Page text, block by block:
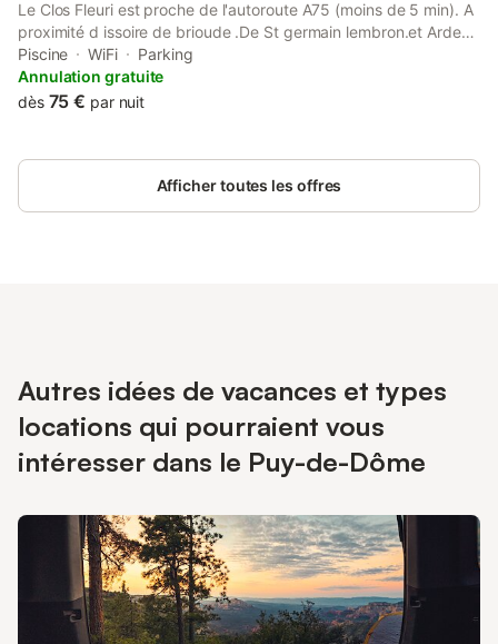
Le Clos Fleuri est proche de l'autoroute A75 (moins de 5 min). A
proximité d issoire de brioude .De St germain lembron.et Arde
sur couze Vous apprécierez la maison pour les espaces
extérieurs et le calme. Le Clos Fleuri est parfait pour les couples,
les voyageurs en solo et les voyageurs d'affaires. Possibilité de
déjeuner est compris dans la nuitée. Le prix affiché 75 € est
pour une chambre de 2 personnes sachant que je dispose de 4
chambres avec 1 lit double avec WC et salle de bain dans
Piscine WiFi
Parking
Annulation gratuite
dès 75 € par nuit
Afficher toutes les offres
Autres idées de vacances et types
locations qui pourraient vous
intéresser dans le Puy-de-Dôme